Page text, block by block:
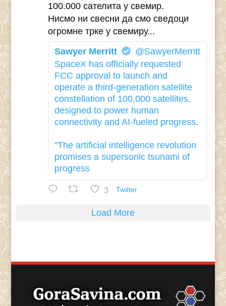
100.000 сателита у свемир.
Нисмо ни свесни да смо сведоци
огромне трке у свемиру...
Sawyer Merritt
@SawyerMerritt
SpaceX has officially requested
FCC approval to launch and
operate a third-generation satellite
constellation of 100,000 satellites,
designed to power human
connectivity and AI-fueled progress.
"The artificial intelligence revolution
promises a supersonic tsunami of
progress
3 Twitter
Load More